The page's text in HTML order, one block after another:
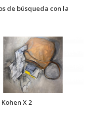
de búsqueda con la
X 2